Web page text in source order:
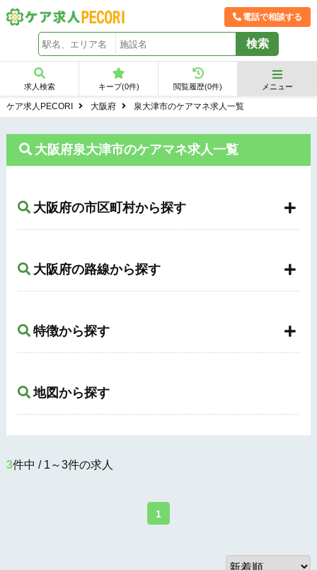
電話で相談する
求人検索 キープ(0件) 閲覧履歴(0件) メニュー
ケア求人PECORI 大阪府 泉大津市のケアマネ求人一覧
大阪府泉大津市のケアマネ求人一覧
大阪府の市区町村から探す
大阪府の路線から探す
特徴から探す
地図から探す
3件中 / 1～3件の求人
1